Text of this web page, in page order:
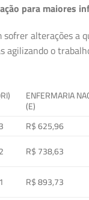
para maiores
sofrer alterações a
agilizando o
ENFERMARIA
(E)
R$ 625,96
R$ 738,63
R$ 893,73